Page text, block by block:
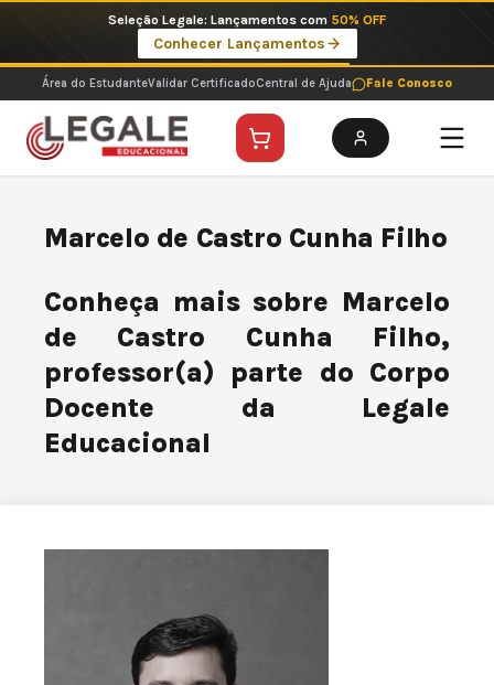
o
conteúdo
Seleção Legale: Lançamentos com 50% OFF
Conhecer Lançamentos
Área do EstudanteValidar CertificadoCentral de Ajuda Fale Conosco
Marcelo de Castro Cunha Filho
Conheça mais sobre Marcelo
de Castro Cunha Filho,
professor(a) parte do Corpo
Docente da Legale
Educacional